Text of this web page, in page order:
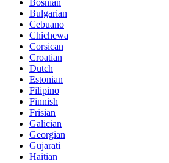
Bosnian
Bulgarian
Cebuano
Chichewa
Corsican
Croatian
Dutch
Estonian
Filipino
Finnish
Frisian
Galician
Georgian
Gujarati
Haitian